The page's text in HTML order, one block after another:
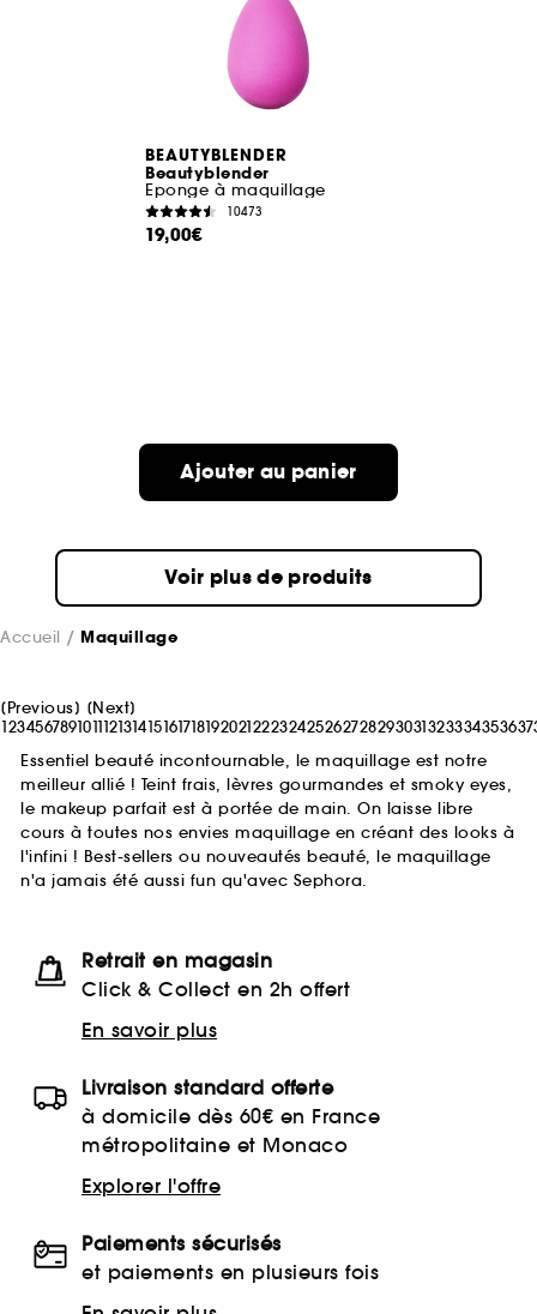
BEAUTYBLENDER
Beautyblender
Eponge à maquillage
10473
19,00€
Ajouter au panier
Voir plus de produits
Accueil Maquillage
[Previous] [Next]
12345678910111213141516171819202122232425262728293031323334353637
Essentiel beauté incontournable, le maquillage est notre
meilleur allié ! Teint frais, lèvres gourmandes et smoky eyes,
le makeup parfait est à portée de main. On laisse libre
cours à toutes nos envies maquillage en créant des looks à
l'infini ! Best-sellers ou nouveautés beauté, le maquillage
n'a jamais été aussi fun qu'avec Sephora.
Retrait en magasin
Click & Collect en 2h offert
En savoir plus
Livraison standard offerte
à domicile dès 60€ en France
métropolitaine et Monaco
Explorer l'offre
Paiements sécurisés
et paiements en plusieurs fois